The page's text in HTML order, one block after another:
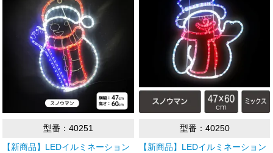
型番：40251
【新商品】LEDイルミネーション
型番：40250
【新商品】LEDイルミネーション